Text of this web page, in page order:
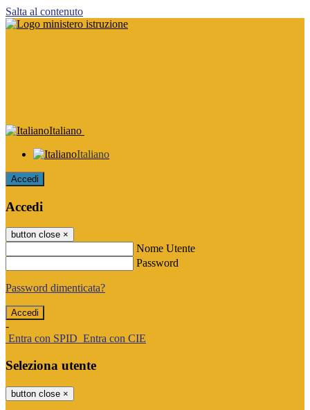
Salta al contenuto
Italiano
Italiano
Accedi
Accedi
button close ×
Nome Utente
Password
Password dimenticata?
-
Entra con SPID Entra con CIE
Seleziona utente
button close ×